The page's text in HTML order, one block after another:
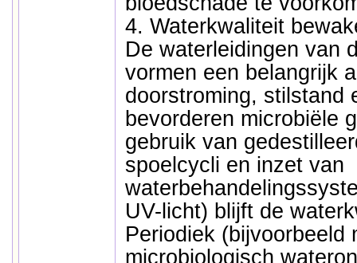
4. Waterkwaliteit
De waterleidingen van
vormen een belangrijk
doorstroming, stilstand
bevorderen microbiële
gebruik van
spoelcycli en inzet van
UV-licht) blijft de
Periodiek (bijvoorbeeld
microbiologisch